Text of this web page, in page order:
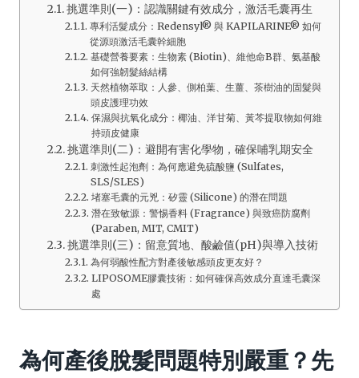
挑選準則(一)：認識關鍵有效成分，激活毛囊再生
專利活髮成分：Redensyl® 與 KAPILARINE® 如何
從源頭激活毛囊幹細胞
基礎營養要素：生物素 (Biotin)、維他命B群、氨基酸
如何強韌髮絲結構
天然植物萃取：人參、側柏葉、生薑、茶樹油的固髮與
頭皮護理功效
保濕與抗氧化成分：椰油、洋甘菊、黃芩提取物如何維
持頭皮健康
挑選準則(二)：避開有害化學物，確保哺乳期安全
刺激性起泡劑：為何應避免硫酸鹽 (Sulfates,
SLS/SLES)
堵塞毛囊的元兇：矽靈 (Silicone) 的潛在問題
潛在致敏源：警惕香料 (Fragrance) 與致癌防腐劑
(Paraben, MIT, CMIT)
挑選準則(三)：留意質地、酸鹼值(pH)與導入技術
為何弱酸性配方對產後敏感頭皮更友好？
LIPOSOME膠囊技術：如何確保高效成分直達毛囊深
處
為何產後脫髮問題特別嚴重？先